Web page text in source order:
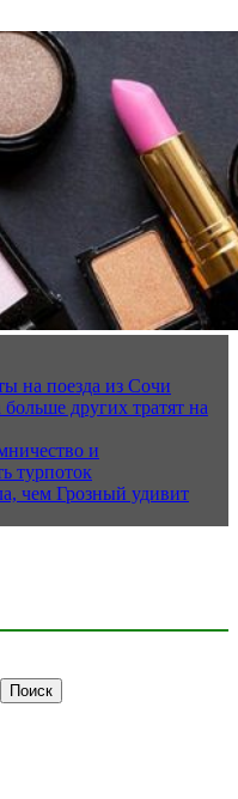
на поезда из Сочи
других тратят на
и
турпоток
чем Грозный удивит